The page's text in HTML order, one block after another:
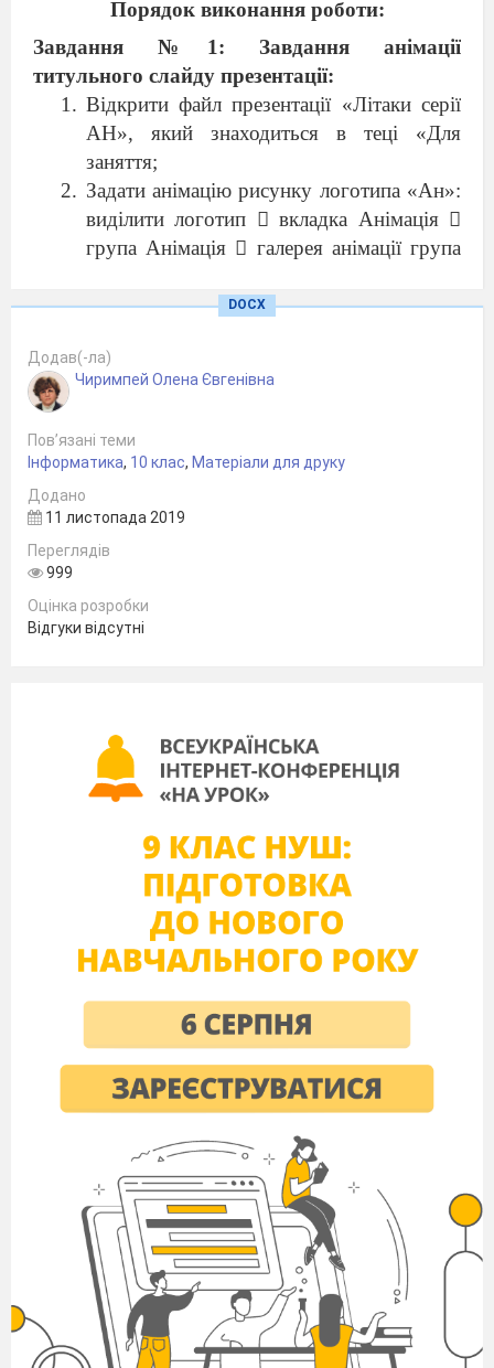
Порядок виконання роботи:
Завдання №1: Завдання анімації
титульного слайду презентації:
Відкрити файл презентації «Літаки серії
АН», який знаходиться в теці «Для
заняття;
Задати анімацію рисунку логотипа «Ан»:
виділити логотип  вкладка Анімація 
група Анімація  галерея анімації група
Задати початок дії анімації: Анімація
попереднім
Задати тип переходу на наступний слайд:
перейти на другий слайд «Моделі
Перехід до цього слайду
переходів група Складні
Задати початок дії переходу на другий
слайд: перейти на титульний слайд:
Переходигрупа Час показу слайдів
Зміна слайдазняти «пташку» з По
щиглику і поставити Післяввести 00:03
сек.;
Завдання №2: Завдання анімації та
інтерактивних елементів до
слайду-меню презентації:
Задати анімацію тексту меню: виділити
ЛКМ рамку тексту меню Анімація
група Анімаціягалерея ефектів група
Вхід  анімація Плавне наближення;
Задати початок дії анімації для тексту
меню: Анімація
група Час показу
DOCX
Додав(-ла)
Чиримпей Олена Євгенівна
Пов’язані теми
Інформатика, 10 клас, Матеріали для друку
Додано
11 листопада 2019
Переглядів
999
Оцінка розробки
Відгуки відсутні